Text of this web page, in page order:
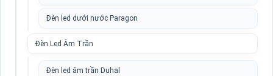
Đèn led dưới nước Paragon
Đèn Led Âm Trần
Đèn led âm trần Duhal